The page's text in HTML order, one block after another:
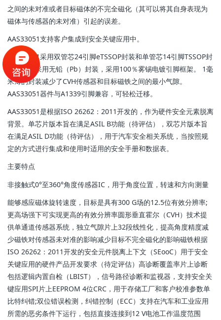
之间的未对准或者目标磁体的不完全磁化（其可以将其自身表现为
磁体与传感器的未对准）引起的误差。
AAS33051支持客户集成到安全关键应用中。
AAS33051采用双管芯24引脚eTSSOP封装和单管芯14引脚TSSOP封
装。封装采用无铅（Pb）封装，采用100％雾锡电镀引脚框架。 1毫
米薄的封装减少了CVH传感器和目标磁铁之间的最小气隙。
AAS33051器件与A1339引脚兼容，可轻松迁移。
AAS33051是根据ISO 26262：2011开发的，作为硬件安全元素脱离
背景。单芯片版本旨在满足ASIL B功能（待评估），双芯片版本旨
在满足ASIL D功能（待评估），用于汽车安全相关系统，当按照规
定的方式进行集成和使用时适用的安全手册和数据表。
主要特点
非接触式0°至360°角度传感器IC，用于角度位置，转速和方向测量
能够感应磁体旋转速度，目标是具有300 G场的12.5位有效分辨率;
更高场强下可实现更高的有效分辨率圆形垂直霍尔（CVH）技术提
供单通道传感器系统，独立气隙片上32段线性化，提高角度精度减
少磁铁对传感器未对准的影响减少目标不完全磁化的影响磁铁根据
ISO 26262：2011开发的安全元件脱离上下文（SEooC）用于安全
关键应用的硬件产品开发要求（待定评估）高诊断覆盖率片上诊断
包括逻辑内置自检（LBIST），信号路径诊断和监视器，支持安全关
键应用SPI片上EEPROM 4位CRC，用于存储工厂和客户校准参数单
比特纠错;双位错误检测，纠错控制（ECC）支持在汽车和工业应用
所需的恶劣条件下运行，包括直接连接到12 V电池工作温度范围